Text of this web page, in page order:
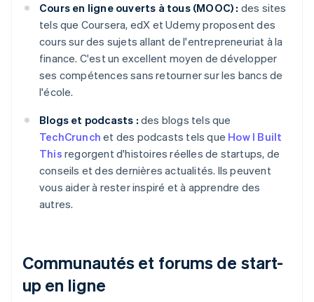
Cours en ligne ouverts à tous (MOOC) : des sites
tels que Coursera, edX et Udemy proposent des
cours sur des sujets allant de l'entrepreneuriat à la
finance. C'est un excellent moyen de développer
ses compétences sans retourner sur les bancs de
l'école.
Blogs et podcasts : des blogs tels que
TechCrunch et des podcasts tels que How I Built
This regorgent d'histoires réelles de startups, de
conseils et des dernières actualités. Ils peuvent
vous aider à rester inspiré et à apprendre des
autres.
Communautés et forums de start-
up en ligne